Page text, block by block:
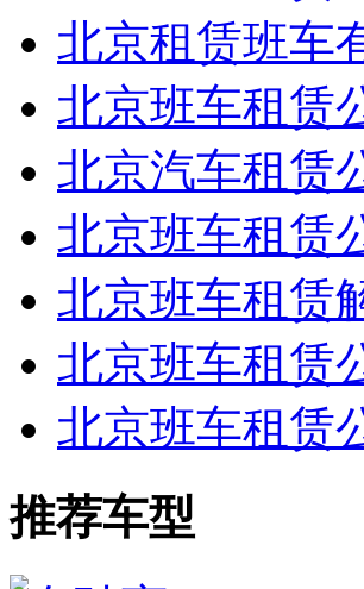
北京租赁班车
北京班车租赁
北京汽车租赁
北京班车租
北京班车租赁
北京班车租赁
北京班车租赁
推荐车型